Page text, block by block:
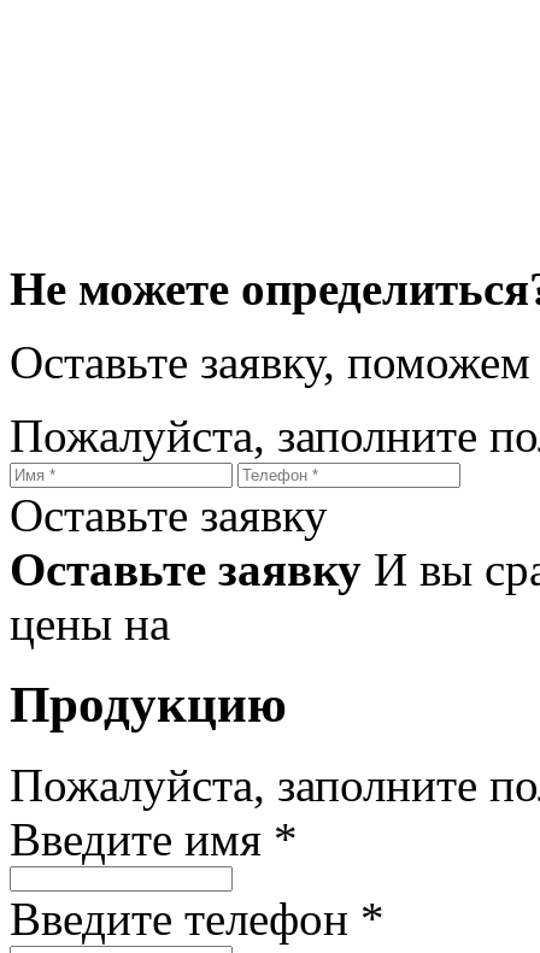
Не можете
Оставьте заявку,
Пожалуйста, заполните
Оставьте заявку
Оставьте заявку И вы
цены на
Продукцию
Пожалуйста, заполните
Введите имя *
Введите телефон *